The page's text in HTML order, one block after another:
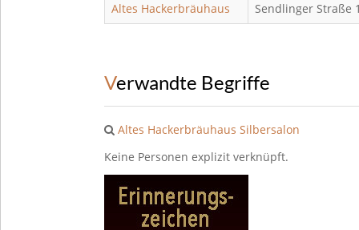
Altes Hackerbräuhaus
Sendlinger Straße
Verwandte Begriffe
Altes Hackerbräuhaus Silbersalon
Keine Personen explizit verknüpft.